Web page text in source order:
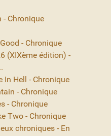
- Chronique
- Chronique
(XIXème édition) -
In Hell - Chronique
- Chronique
- Chronique
Two - Chronique
chroniques - En